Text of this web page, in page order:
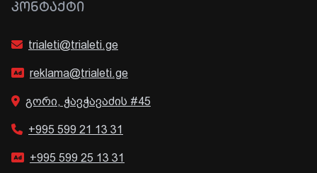
ᲙᲝᲜᲢᲐᲥᲢᲘ
trialeti@trialeti.ge
reklama@trialeti.ge
გორი, ჭავჭავაძის #45
+995 599 21 13 31
+995 599 25 13 31